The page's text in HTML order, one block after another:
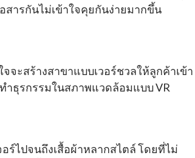
สารกันไม่เข้าใจคุยกันง่ายมากขึ้น
จจะสร้างสาขาแบบเวอร์ชวลให้ลูกค้าเข้า
ำธุรกรรมในสภาพแวดล้อมแบบ VR
ร์ไปจนถึงเสื้อผ้าหลากสไตล์ โดยที่ไม่